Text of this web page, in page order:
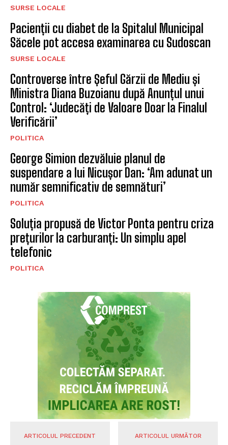
SURSE LOCALE
Pacienții cu diabet de la Spitalul Municipal
Săcele pot accesa examinarea cu Sudoscan
SURSE LOCALE
Controverse între Șeful Gărzii de Mediu și
Ministra Diana Buzoianu după Anunțul unui
Control: ‘Judecăți de Valoare Doar la Finalul
Verificării’
POLITICA
George Simion dezvăluie planul de
suspendare a lui Nicușor Dan: ‘Am adunat un
număr semnificativ de semnături’
POLITICA
Soluția propusă de Victor Ponta pentru criza
prețurilor la carburanți: Un simplu apel
telefonic
POLITICA
ARTICOLUL PRECEDENT ARTICOLUL URMĂTOR